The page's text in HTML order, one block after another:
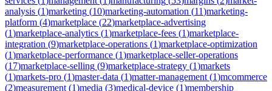
analysis (1)marketing (10)marketing-automation (11)marketing-
platform (4)marketplace (22)marketplace-advertising
(1)marketplace-analytics (1)marketplace-fees (1)marketplace-
integration (9)marketplace-operations (1)marketplace-optimization
(1)marketplace-performance (1)marketplace-seller-operations
(17)marketplace-selling (9)marketplace-strategy (1)markets
(1)markets-pro (1)master-data (1)matter-management (1)mcommerce
(2)measurement (1)media (3)medical-device (1)membership